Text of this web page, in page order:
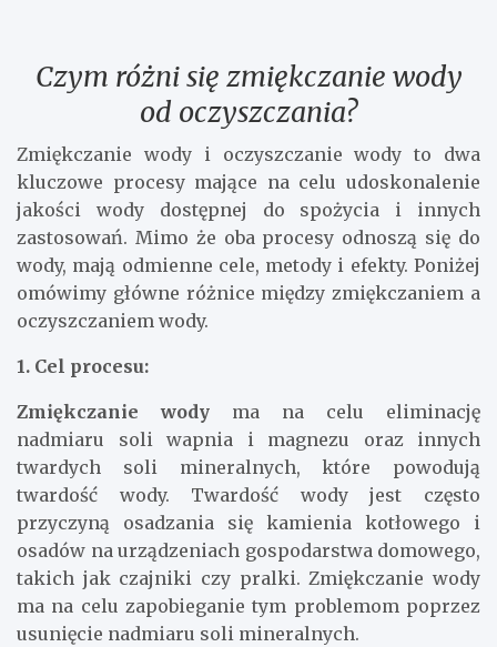
Czym różni się zmiękczanie wody
od oczyszczania?
Zmiękczanie wody i oczyszczanie wody to dwa
kluczowe procesy mające na celu udoskonalenie
jakości wody dostępnej do spożycia i innych
zastosowań. Mimo że oba procesy odnoszą się do
wody, mają odmienne cele, metody i efekty. Poniżej
omówimy główne różnice między zmiękczaniem a
oczyszczaniem wody.
1. Cel procesu:
Zmiękczanie wody ma na celu eliminację
nadmiaru soli wapnia i magnezu oraz innych
twardych soli mineralnych, które powodują
twardość wody. Twardość wody jest często
przyczyną osadzania się kamienia kotłowego i
osadów na urządzeniach gospodarstwa domowego,
takich jak czajniki czy pralki. Zmiękczanie wody
ma na celu zapobieganie tym problemom poprzez
usunięcie nadmiaru soli mineralnych.